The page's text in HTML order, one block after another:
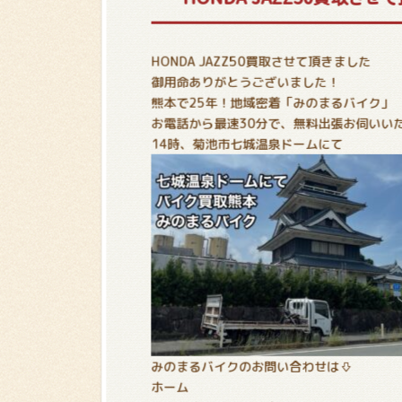
HONDA JAZZ50買取させて頂きました
御用命ありがとうございました！
熊本で25年！地域密着「みのまるバイク」
お電話から最速30分で、無料出張お伺いい
14時、菊池市七城温泉ドームにて
みのまるバイクのお問い合わせは⇩
ホーム